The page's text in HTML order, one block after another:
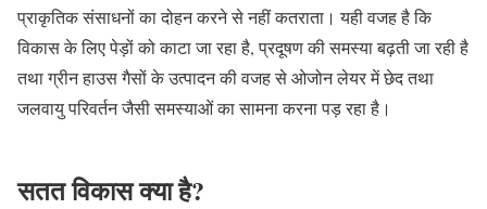
प्राकृतिक संसाधनों का दोहन करने से नहीं कतराता। यही वजह है कि
विकास के लिए पेड़ों को काटा जा रहा है, प्रदूषण की समस्या बढ़ती जा रही है
तथा ग्रीन हाउस गैसों के उत्पादन की वजह से ओजोन लेयर में छेद तथा
जलवायु परिवर्तन जैसी समस्याओं का सामना करना पड़ रहा है।
सतत विकास क्या है?